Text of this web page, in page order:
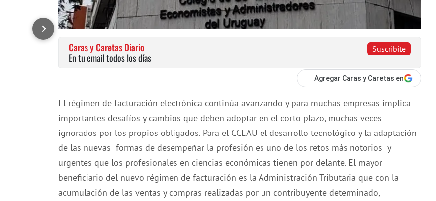
Suscribite
Caras y Caretas Diario
En tu email todos los días
Agregar Caras y Caretas en
El régimen de facturación electrónica continúa avanzando y para muchas empresas implica
importantes desafíos y cambios que deben adoptar en el corto plazo, muchas veces
ignorados por los propios obligados. ​Para el CCEAU el desarrollo tecnológico y la adaptación
de las nuevas formas de desempeñar la profesión es uno de los retos más notorios y
urgentes que los profesionales en ciencias económicas tienen por delante. ​El mayor
beneficiario del ​nuevo ​régimen​ de facturación es la Administración Tributaria que con la
acumulación de las ventas y compras realizadas por un contribuyente determinado,